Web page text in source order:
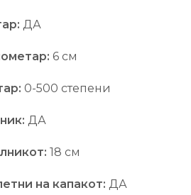
ДА
6 см
0-500 степени
ДА
18 см
на капакот: ДА